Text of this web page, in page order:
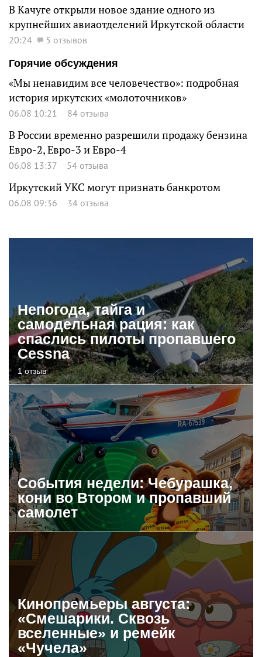
В Качуге открыли новое здание одного из
крупнейших авиаотделений Иркутской области
20:24
5 отзывов
Горячие обсуждения
«Мы ненавидим все человечество»: подробная
история иркутских «молоточников»
06.08 10:21 84 отзыва
В России временно разрешили продажу бензина
Евро-2, Евро-3 и Евро-4
06.08 13:37 54 отзыва
Иркутский УКС могут признать банкротом
06.08 09:36 34 отзыва
Непогода, тайга и
самодельная рация: как
спаслись пилоты пропавшего
Cessna
1 отзыв
События недели: Чебурашка,
кони во Втором и пропавший
самолет
Кинопремьеры августа:
«Смешарики. Сквозь
вселенные» и ремейк
«Чучела»